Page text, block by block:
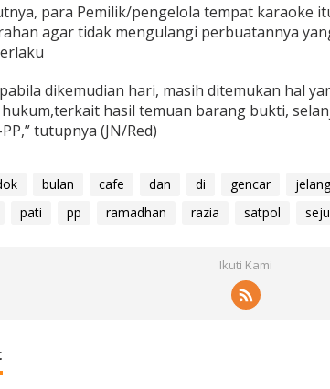
para Pemilik/pengelola tempat karaoke
agar tidak mengulangi perbuatannya
dikemudian hari, masih ditemukan hal
hukum,terkait hasil temuan barang bukti,
tutupnya (JN/Red)
bulan cafe dan di gencar jelang
pati pp ramadhan razia satpol
Ikuti Kami